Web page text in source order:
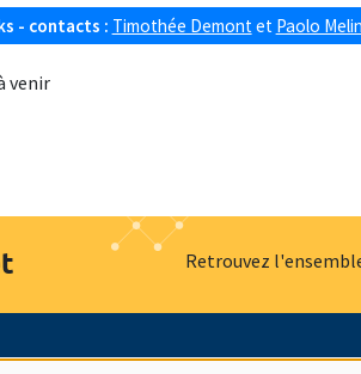
- contacts : Timothée Demont et Paolo
venir
Retrouvez
Hommage à Actualités